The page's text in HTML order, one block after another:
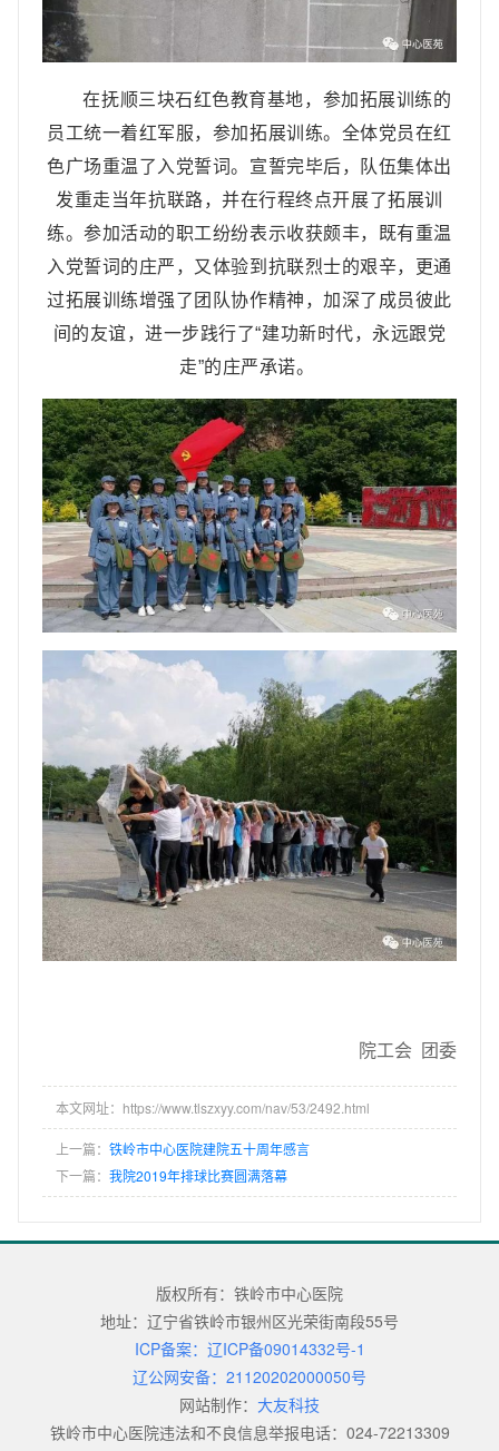
在抚顺三块石红色教育基地，参加拓展训练的
员工统一着红军服，参加拓展训练。全体党员在红
色广场重温了入党誓词。宣誓完毕后，队伍集体出
发重走当年抗联路，并在行程终点开展了拓展训
练。参加活动的职工纷纷表示收获颇丰，既有重温
入党誓词的庄严，又体验到抗联烈士的艰辛，更通
过拓展训练增强了团队协作精神，加深了成员彼此
间的友谊，进一步践行了“建功新时代，永远跟党
走”的庄严承诺。
院工会 团委
本文网址：https://www.tlszxyy.com/nav/53/2492.html
上一篇： 铁岭市中心医院建院五十周年感言
下一篇： 我院2019年排球比赛圆满落幕
版权所有：铁岭市中心医院
地址：辽宁省铁岭市银州区光荣街南段55号
ICP备案：辽ICP备09014332号-1
辽公网安备：21120202000050号
网站制作： 大友科技
铁岭市中心医院违法和不良信息举报电话：024-72213309